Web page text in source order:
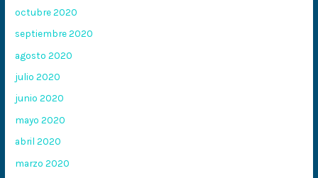
octubre 2020
septiembre 2020
agosto 2020
julio 2020
junio 2020
mayo 2020
abril 2020
marzo 2020